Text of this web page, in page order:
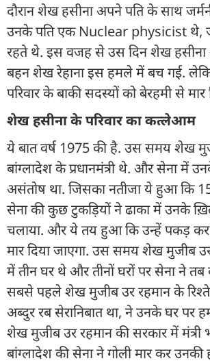
दौरान शेख हसीना अपने पति के साथ
उनके पति एक Nuclear physicist थे,
रहते थे. इस वजह से उस दिन शेख हसीना
बहन शेख रेहाना इस हमले में बच गई.
परिवार के बाकी सदस्यों को बेरहमी से मार
शेख हसीना के परिवार का कत्लेआम
ये बात वर्ष 1975 की है. उस समय शेख
बांग्लादेश के प्रधानमंत्री थे. और सेना में
असंतोष था. जिसका नतीजा ये हुआ कि
सेना की कुछ टुकड़ियों ने ढाका में उनके
चलाया. और ये तय हुआ कि उन्हें पकड़
मार दिया जाएगा. उस समय शेख मुजीब
में तीन घर थे और तीनों घरों पर सेना ने तब
सबसे पहले शेख मुजीब उर रहमान के
अब्दुर रब सेरानिबात था, ने उनके घर पर
शेख मुजीब उर रहमान की सरकार में
बांग्लादेश की सेना ने गोली मार कर उनकी